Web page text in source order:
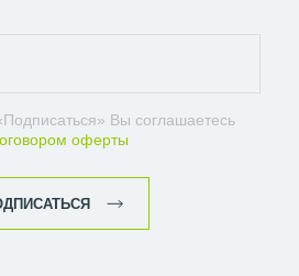
Вы соглашаетесь
оферты